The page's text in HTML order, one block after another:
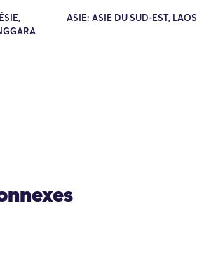
ASIE: ASIE DU SUD-EST, LAOS